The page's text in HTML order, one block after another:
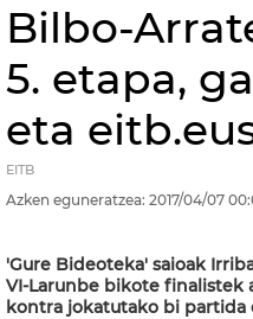
Bilbo-
5. etapa,
eta
EITB
Azken eguneratzea: 2017/04/07
'Gure Bideoteka' saioak
VI-Larunbe bikote
kontra jokatutako bi partida